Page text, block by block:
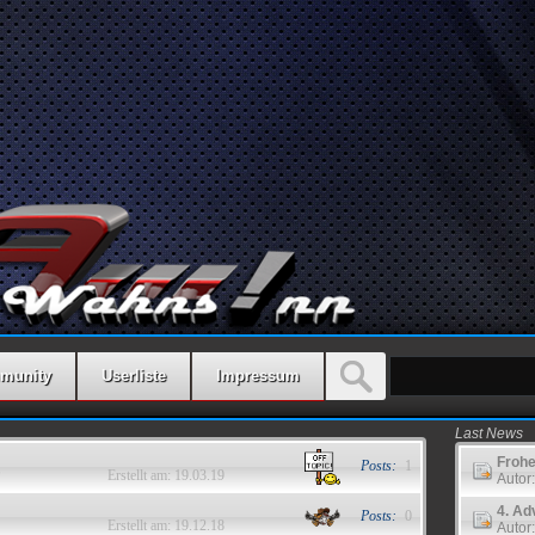
Userliste Impressum
Posts:
Erstellt am: 19.03.19
Posts: 0
Erstellt am: 19.12.18
Last News
4.